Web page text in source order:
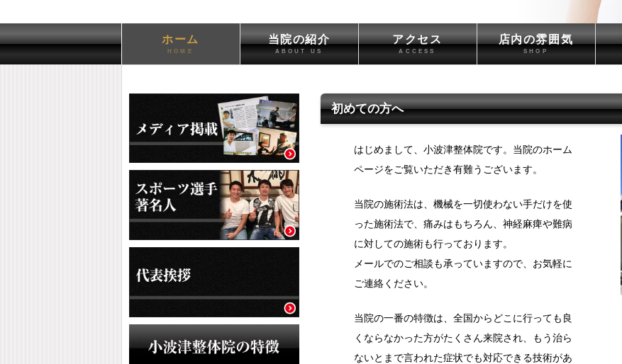
ホーム
HOME
当院の紹介
ABOUT US
アクセス
ACCESS
店内の雰囲気
SHOP
初めての方へ
はじめまして、小波津整体院です。当院のホーム
ページをご覧いただき有難うございます。
当院の施術法は、機械を一切使わない手だけを使
った施術法で、痛みはもちろん、神経麻痺や難病
に対しての施術も行っております。
メールでのご相談も承っていますので、お気軽に
ご連絡ください。
当院の一番の特徴は、全国からどこに行っても良
くならなかった方がたくさん来院され、もう治ら
ないとまで言われた症状でも対応できる技術があ